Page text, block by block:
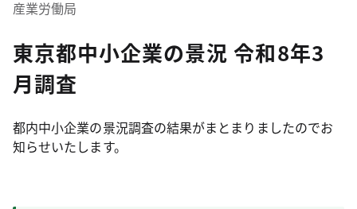
産業労働局
東京都中小企業の景況 令和8年3
月調査
都内中小企業の景況調査の結果がまとまりましたのでお
知らせいたします。